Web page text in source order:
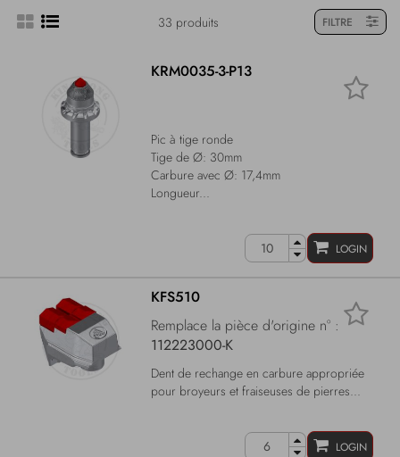
33 produits
FILTRE
KRM0035-3-P13
Pic à tige ronde
Tige de Ø: 30mm
Carbure avec Ø: 17,4mm
Longueur...
LOGIN
KFS510
Remplace la pièce d'origine n° :
112223000-K
Dent de rechange en carbure appropriée
pour broyeurs et fraiseuses de pierres...
LOGIN